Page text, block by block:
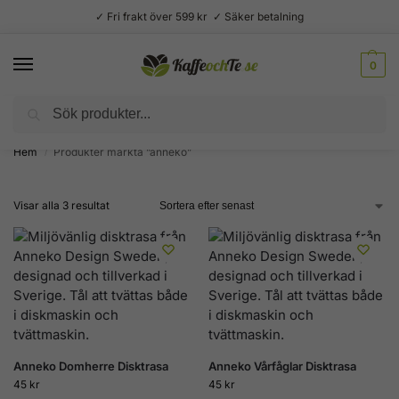
✓ Fri frakt över 599 kr ✓ Säker betalning
0
Välsmakande vardagslyx –
Hem Produkter märkta ”anneko”
Visar alla 3 resultat
Anneko Domherre Disktrasa
45 kr
Anneko Vårfåglar Disktrasa
45 kr